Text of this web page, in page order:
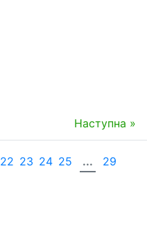
Наступна »
22 23 24 25 ... 29